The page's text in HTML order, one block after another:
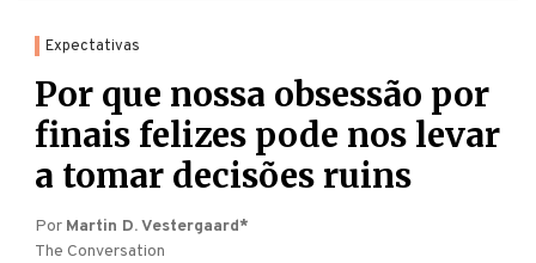
Expectativas
Por que nossa obsessão por
finais felizes pode nos levar
a tomar decisões ruins
Por Martin D. Vestergaard*
The Conversation